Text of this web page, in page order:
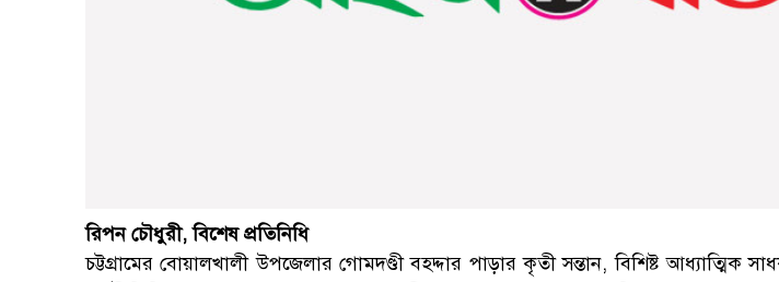
রিপন চৌধুরী, বিশেষ প্রতিনিধি
চট্টগ্রামের বোয়ালখালী উপজেলার গোমদণ্ডী বহদ্দার পাড়ার কৃতী সন্তান, বিশিষ্ট আধ্যাত্মিক